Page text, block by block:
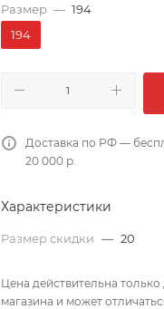
Размер — 194
194
Доставка по РФ —
20 000 р.
Характеристики
Размер скидки — 20
Цена действительна только
магазина и может